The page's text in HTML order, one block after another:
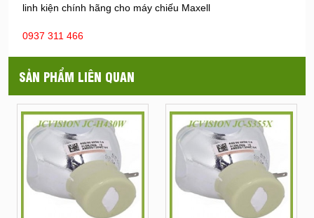
linh kiện chính hãng cho máy chiếu Maxell
0937 311 466
SẢN PHẨM LIÊN QUAN